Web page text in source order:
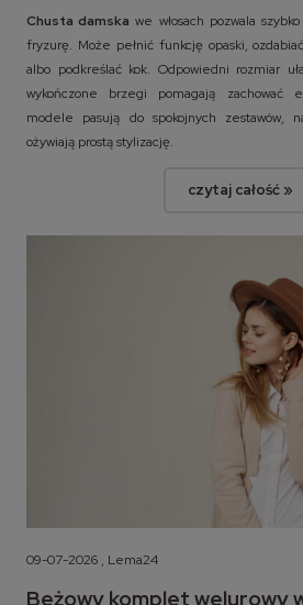
Chusta damska we włosach pozwala
fryzurę. Może pełnić funkcję opaski,
albo podkreślać kok. Odpowiedni rozmiar
wykończone brzegi pomagają zachować
modele pasują do spokojnych zestawów,
ożywiają prostą stylizację.
czytaj całość »
09-07-2026 , Lema24
Beżowy komplet welurowy